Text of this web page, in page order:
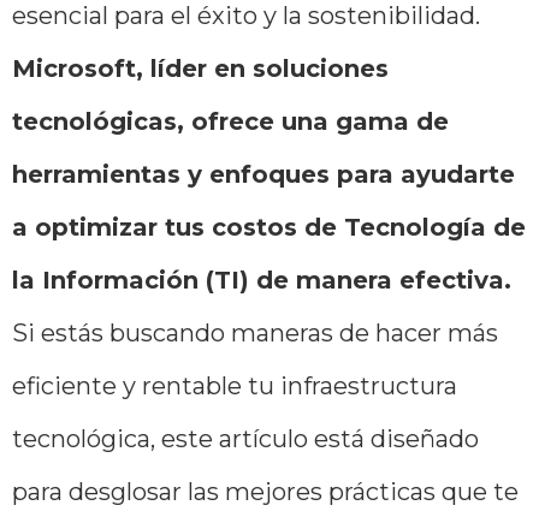
esencial para el éxito y la sostenibilidad.
Microsoft, líder en soluciones
tecnológicas, ofrece una gama de
herramientas y enfoques para ayudarte
a optimizar tus costos de Tecnología de
la Información (TI) de manera efectiva.
Si estás buscando maneras de hacer más
eficiente y rentable tu infraestructura
tecnológica, este artículo está diseñado
para desglosar las mejores prácticas que te